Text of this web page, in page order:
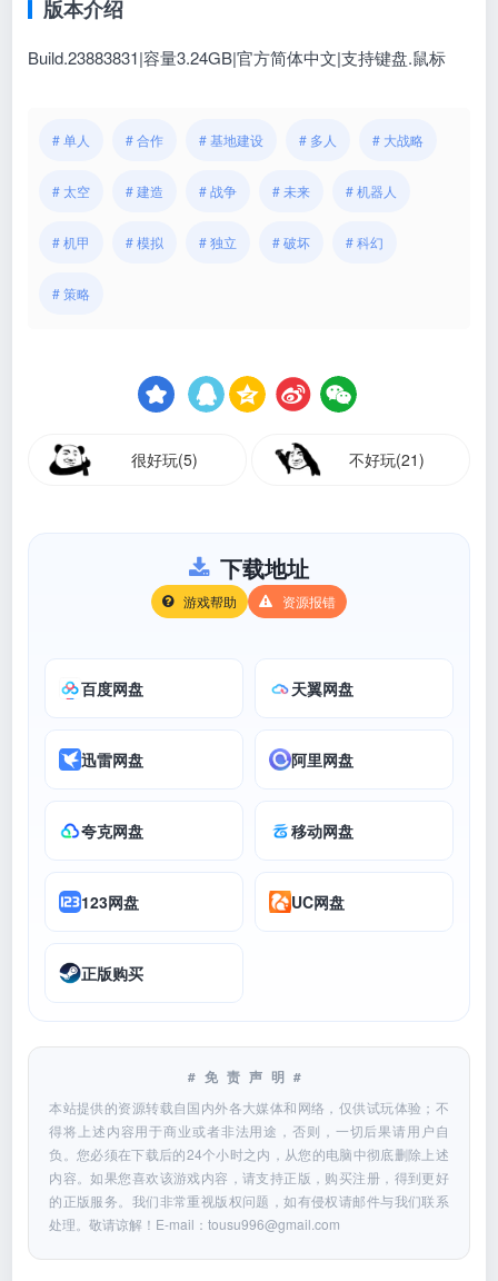
版本介绍
Build.23883831|容量3.24GB|官方简体中文|支持键盘.鼠标
# 单人 # 合作 # 基地建设 # 多人 # 大战略
# 太空 # 建造 # 战争 # 未来 # 机器人
# 机甲 # 模拟 # 独立 # 破坏 # 科幻
# 策略
很好玩(5) 不好玩(21)
下载地址
游戏帮助 资源报错
百度网盘 天翼网盘
迅雷网盘 阿里网盘
夸克网盘 移动网盘
123网盘 UC网盘
正版购买
#免责声明#
本站提供的资源转载自国内外各大媒体和网络，仅供试玩体验；不
得将上述内容用于商业或者非法用途，否则，一切后果请用户自
负。您必须在下载后的24个小时之内，从您的电脑中彻底删除上述
内容。如果您喜欢该游戏内容，请支持正版，购买注册，得到更好
的正版服务。我们非常重视版权问题，如有侵权请邮件与我们联系
处理。敬请谅解！E-mail：tousu996@gmail.com